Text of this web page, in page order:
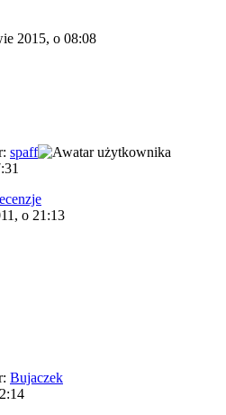
2015, o 08:08
spaff
o 21:13
Bujaczek